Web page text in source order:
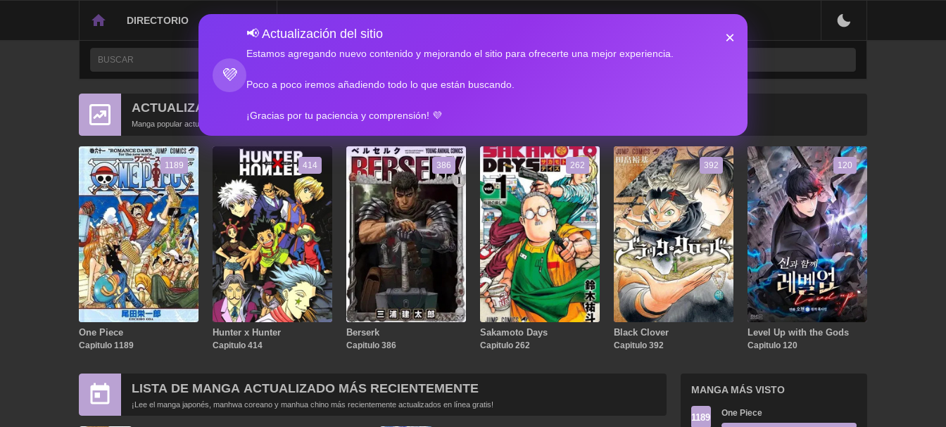
DIRECTORIO
💜
📢 Actualización del sitio
Estamos agregando nuevo contenido y mejorando el sitio para ofrecerte una mejor experiencia.
Poco a poco iremos añadiendo todo lo que están buscando.
¡Gracias por tu paciencia y comprensión! 💜
×
ACTUALIZACIONES POPULARES
Manga popular actualizado recientemente
1189
One Piece
Capitulo 1189
414
Hunter x Hunter
Capitulo 414
386
Berserk
Capitulo 386
262
Sakamoto Days
Capitulo 262
392
Black Clover
Capitulo 392
120
Level Up with the Gods
Capitulo 120
LISTA DE MANGA ACTUALIZADO MÁS RECIENTEMENTE
¡Lee el manga japonés, manhwa coreano y manhua chino más recientemente actualizados en línea gratis!
MANGA MÁS VISTO
1189 One Piece